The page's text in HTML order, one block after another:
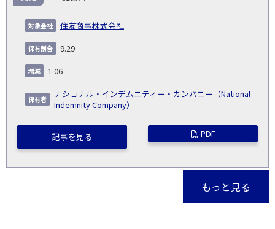
住友商事株式会社
9.29
1.06
ナショナル・インデムニティー・カンパニー（National
Indemnity Company）
記事を見る PDF
もっと見る